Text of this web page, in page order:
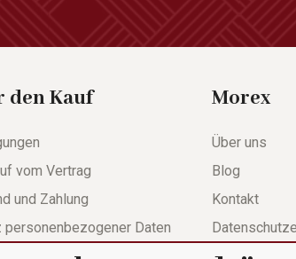
den Kauf
vom Vertrag
und Zahlung
personenbezogener Daten
Morex
Über uns
Blog
Kontakt